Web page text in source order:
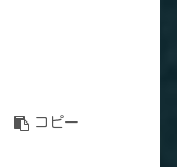
コピー